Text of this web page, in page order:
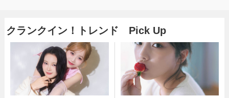
クランクイン！トレンド Pick Up